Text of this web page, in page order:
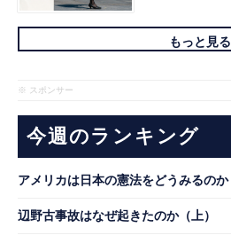
もっと見る
※ スポンサー
今週のランキング
アメリカは日本の憲法をどうみるのか
辺野古事故はなぜ起きたのか（上）